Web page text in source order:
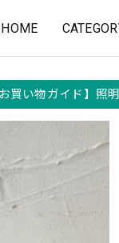
HOME
買い物ガイド】